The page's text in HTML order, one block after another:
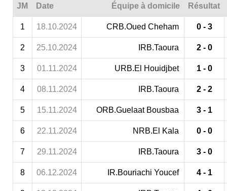
JM Date Équipe à domicile Résultat
1 18.10.2024 CRB.Oued Cheham 0 - 3
2 25.10.2024 IRB.Taoura 2 - 0
3 01.11.2024 URB.El Houidjbet 1 - 0
4 08.11.2024 IRB.Taoura 2 - 2
5 15.11.2024 ORB.Guelaat Bousbaa 3 - 1
6 22.11.2024 NRB.El Kala 0 - 0
7 29.11.2024 IRB.Taoura 3 - 0
8 06.12.2024 IR.Bouriachi Youcef 4 - 1